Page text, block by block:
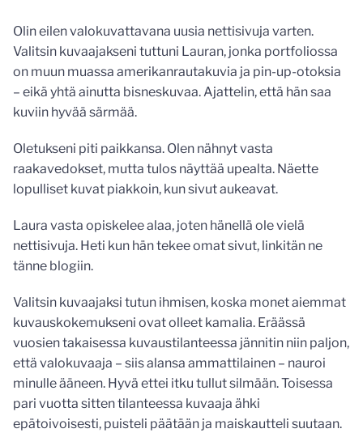
Olin eilen valokuvattavana uusia nettisivuja varten.
Valitsin kuvaajakseni tuttuni Lauran, jonka portfoliossa
on muun muassa amerikanrautakuvia ja pin-up-otoksia
– eikä yhtä ainutta bisneskuvaa. Ajattelin, että hän saa
kuviin hyvää särmää.
Oletukseni piti paikkansa. Olen nähnyt vasta
raakavedokset, mutta tulos näyttää upealta. Näette
lopulliset kuvat piakkoin, kun sivut aukeavat.
Laura vasta opiskelee alaa, joten hänellä ole vielä
nettisivuja. Heti kun hän tekee omat sivut, linkitän ne
tänne blogiin.
Valitsin kuvaajaksi tutun ihmisen, koska monet aiemmat
kuvauskokemukseni ovat olleet kamalia. Eräässä
vuosien takaisessa kuvaustilanteessa jännitin niin paljon,
että valokuvaaja – siis alansa ammattilainen – nauroi
minulle ääneen. Hyvä ettei itku tullut silmään. Toisessa
pari vuotta sitten tilanteessa kuvaaja ähki
epätoivoisesti, puisteli päätään ja maiskautteli suutaan.